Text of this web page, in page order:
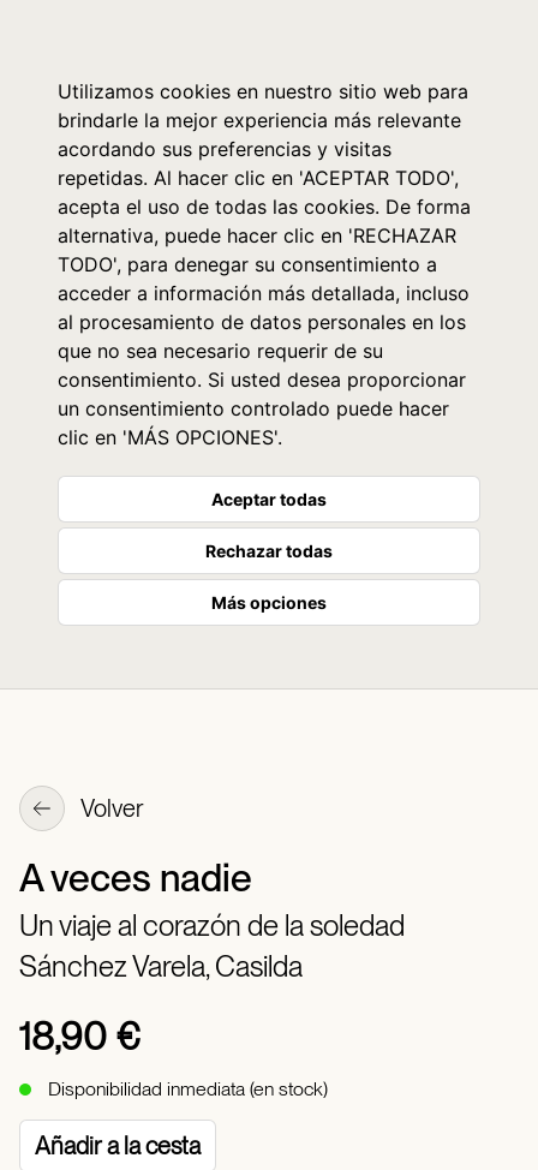
Utilizamos cookies en nuestro sitio web para
brindarle la mejor experiencia más relevante
acordando sus preferencias y visitas
repetidas. Al hacer clic en 'ACEPTAR TODO',
acepta el uso de todas las cookies. De forma
alternativa, puede hacer clic en 'RECHAZAR
TODO', para denegar su consentimiento a
acceder a información más detallada, incluso
al procesamiento de datos personales en los
que no sea necesario requerir de su
consentimiento. Si usted desea proporcionar
un consentimiento controlado puede hacer
clic en 'MÁS OPCIONES'.
Aceptar todas
Rechazar todas
Más opciones
Volver
A veces nadie
Un viaje al corazón de la soledad
Sánchez Varela, Casilda
18,90 €
Disponibilidad inmediata (en stock)
Añadir a la cesta